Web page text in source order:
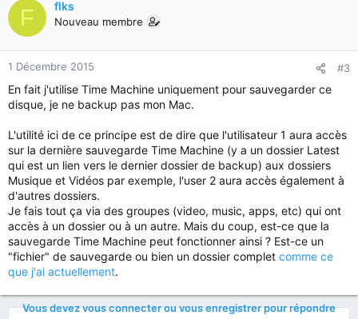
F flks
Nouveau membre
1 Décembre 2015 #3
En fait j'utilise Time Machine uniquement pour sauvegarder ce
disque, je ne backup pas mon Mac.
L'utilité ici de ce principe est de dire que l'utilisateur 1 aura accès
sur la dernière sauvegarde Time Machine (y a un dossier Latest
qui est un lien vers le dernier dossier de backup) aux dossiers
Musique et Vidéos par exemple, l'user 2 aura accès également à
d'autres dossiers.
Je fais tout ça via des groupes (video, music, apps, etc) qui ont
accès à un dossier ou à un autre. Mais du coup, est-ce que la
sauvegarde Time Machine peut fonctionner ainsi ? Est-ce un
"fichier" de sauvegarde ou bien un dossier complet comme ce
que j'ai actuellement.
Vous devez vous connecter ou vous enregistrer pour répondre